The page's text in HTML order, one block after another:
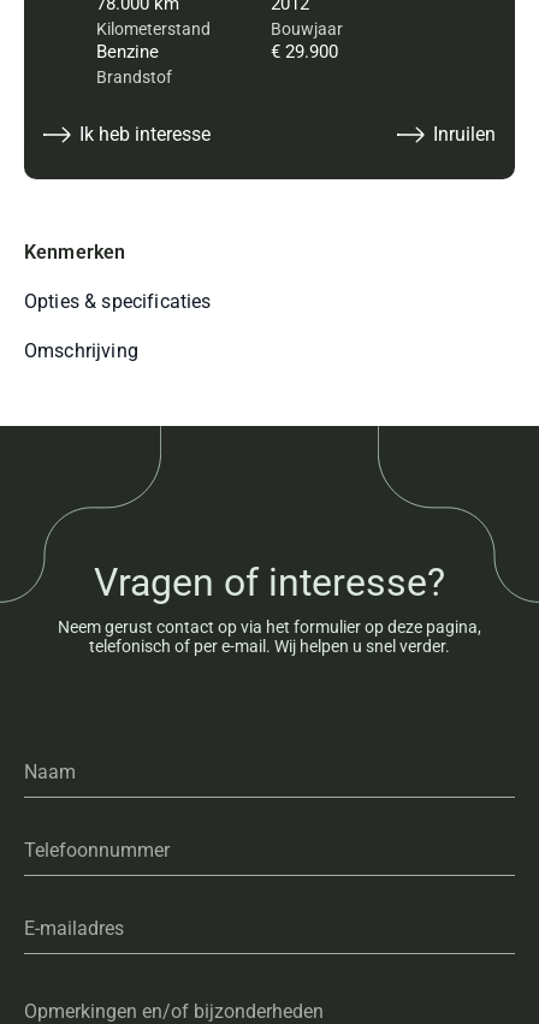
Kilometerstand Bouwjaar
Benzine
Brandstof
€ 29.900
Ik heb interesse Inruilen
Kenmerken
Opties & specificaties
Omschrijving
Vragen of interesse?
Neem gerust contact op via het formulier op deze pagina,
telefonisch of per e-mail. Wij helpen u snel verder.
Naam
Telefoonnummer
E-mailadres
Opmerkingen en/of bijzonderheden